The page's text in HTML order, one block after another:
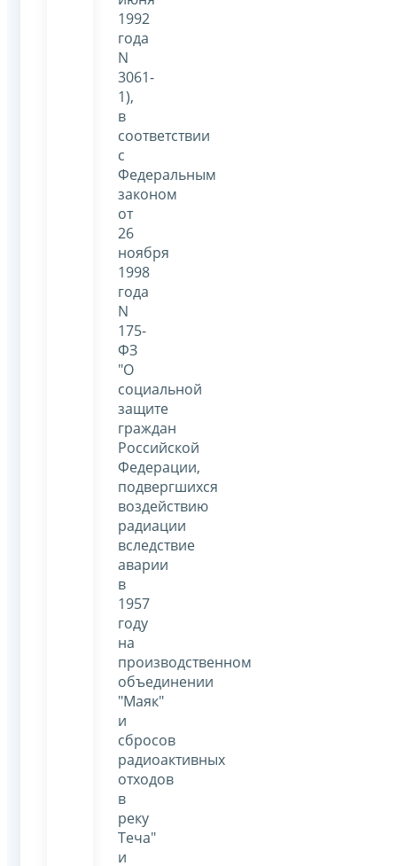
1992
года
N
3061-
1),
в
соответствии
с
Федеральным
законом
от
26
ноября
1998
года
N
175-
ФЗ
"О
социальной
защите
граждан
Российской
Федерации,
подвергшихся
воздействию
радиации
вследствие
аварии
в
1957
году
на
производственном
объединении
"Маяк"
и
сбросов
радиоактивных
отходов
в
реку
Теча"
и